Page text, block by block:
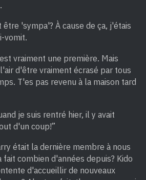
'sympa'? À cause de ça, j'étais
vomit.
vraiment une première. Mais
d'être vraiment écrasé par tous
T'es pas revenu à la maison tard
je suis rentré hier, il y avait
d'un coup!”
était la dernière membre à nous
combien d'années depuis? Kido
d'accueillir de nouveaux